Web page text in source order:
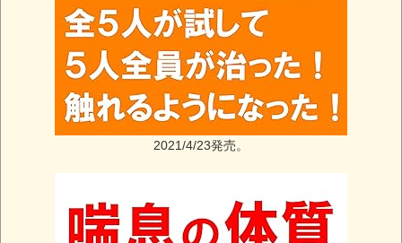
2021/4/23発売。